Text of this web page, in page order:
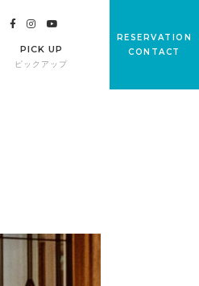
PICK UP
ピックアップ
RESERVATION
CONTACT